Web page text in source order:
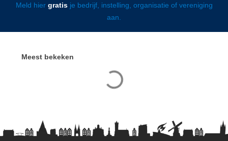
Meld hier gratisje bedrijf, instelling, organisatie of vereniging
aan.
Meest bekeken